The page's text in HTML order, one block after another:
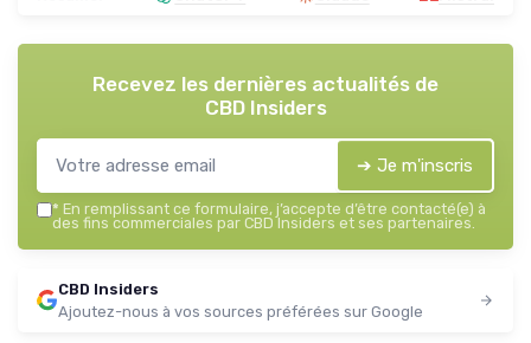
Recevez les dernières actualités de
CBD Insiders
➔ Je m'inscris
* En remplissant ce formulaire, j’accepte d’être contacté(e) à
des fins commerciales par CBD Insiders et ses partenaires.
CBD Insiders
Ajoutez-nous à vos sources préférées sur Google